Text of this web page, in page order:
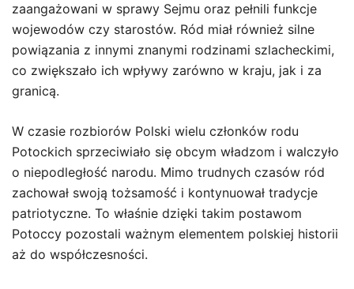
zaangażowani w sprawy Sejmu oraz pełnili funkcje
wojewodów czy starostów. Ród miał również silne
powiązania z innymi znanymi rodzinami szlacheckimi,
co zwiększało ich wpływy zarówno w kraju, jak i za
granicą.
W czasie rozbiorów Polski wielu członków rodu
Potockich sprzeciwiało się obcym władzom i walczyło
o niepodległość narodu. Mimo trudnych czasów ród
zachował swoją tożsamość i kontynuował tradycje
patriotyczne. To właśnie dzięki takim postawom
Potoccy pozostali ważnym elementem polskiej historii
aż do współczesności.